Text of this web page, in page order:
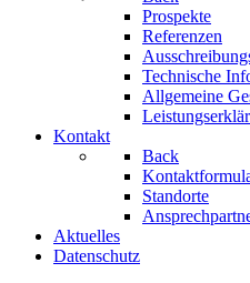
Prospekte
Referenzen
Technische
Allgemeine
Kontakt
Back
Standorte
Aktuelles
Datenschutz